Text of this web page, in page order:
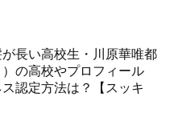
長い高校生・川原華唯都
）の高校やプロフィール
認定方法は？【スッキ